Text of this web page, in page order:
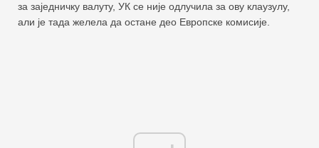
за заједничку валуту, УК се није одлучила за ову клаузулу,
али је тада желела да остане део Европске комисије.